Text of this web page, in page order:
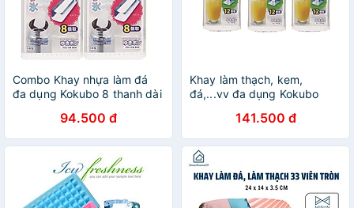
Combo Khay nhựa làm đá
đa dụng Kokubo 8 thanh dài
94.500 đ
Khay làm thạch, kem,
đá,...vv đa dụng Kokubo
141.500 đ